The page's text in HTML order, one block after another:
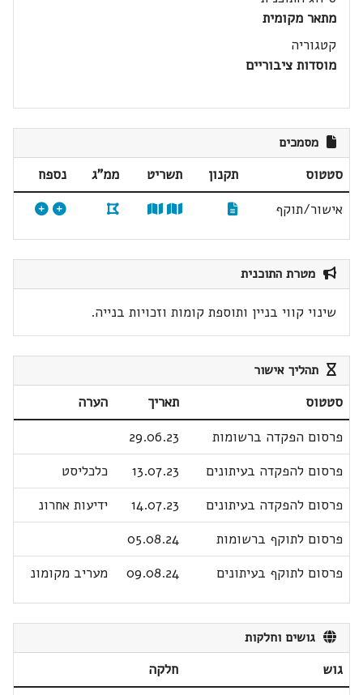
מתאר מקומית
קטגוריה
מוסדות ציבוריים
מסמכים
סטטוס תקנון תשריט ממ"ג
נספח
אישור/תוקף
מטרת התוכנית
שינוי קווי בניין ותוספת קומות וזכויות בנייה.
תהליך אישור
סטטוס תאריך
הערה
פרסום הפקדה ברשומות
29.06.23
פרסום להפקדה בעיתונים
13.07.23
כלכליסט
פרסום להפקדה בעיתונים
14.07.23
ידיעות אחרונ
פרסום לתוקף ברשומות
05.08.24
פרסום לתוקף בעיתונים
09.08.24 מעריב מקומונ
גושים וחלקות
גוש
חלקה